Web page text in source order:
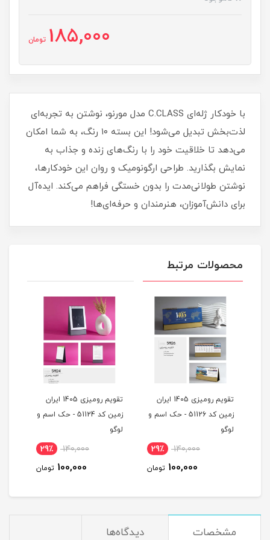
185,000 تومان
با خودکار ژله‌ای C.CLASS مدل مورنو، نوشتن به تجربه‌ای
لذت‌بخش تبدیل می‌شود! این بسته ۱۰ رنگ، به شما امکان
می‌دهد تا خلاقیت خود را با رنگ‌های زنده و جذاب به
نمایش بگذارید. طراحی ارگونومیک و روان این خودکارها،
نوشتن طولانی‌مدت را بدون خستگی فراهم می‌کند. ایده‌آل
برای دانش‌آموزان، هنرمندان و حرفه‌ای‌ها!
محصولات مرتبط
تقویم رومیزی 1405 ایران
زمین کد 51124 - حک اسم و
140,000 29٪
100,000 تومان
تقویم رومیزی 1405 ایران
زمین کد 51118 - حک اسم و
140,000 22٪
110,000 تومان
مشخصات دیدگاه‌ها